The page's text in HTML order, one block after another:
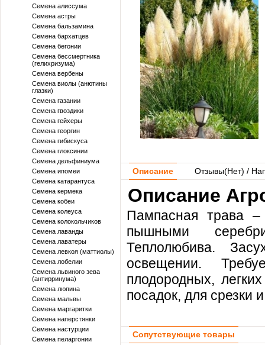
Семена алиссума
Семена астры
Семена бальзамина
Семена бархатцев
Семена бегонии
Семена бессмертника
(гелихризума)
Семена вербены
Семена виолы (анютины
глазки)
Семена газании
Семена гвоздики
Семена гейхеры
Семена георгин
Семена гибискуса
Семена глоксинии
Семена дельфиниума
Семена ипомеи
Семена катарантуса
Семена кермека
Семена кобеи
Семена колеуса
Семена колокольчиков
Семена лаванды
Семена лаватеры
Семена левкоя (маттиолы)
Семена лобелии
Семена львиного зева
(антирринума)
Семена люпина
Семена мальвы
Семена маргаритки
Семена наперстянки
Семена настурции
Семена пеларгонии
Описание Отзывы(Нет) /
Описание
Пампасная трава
пышными
Теплолюбива.
освещении.
плодородных,
посадок, для срезки
Сопутствующие товары